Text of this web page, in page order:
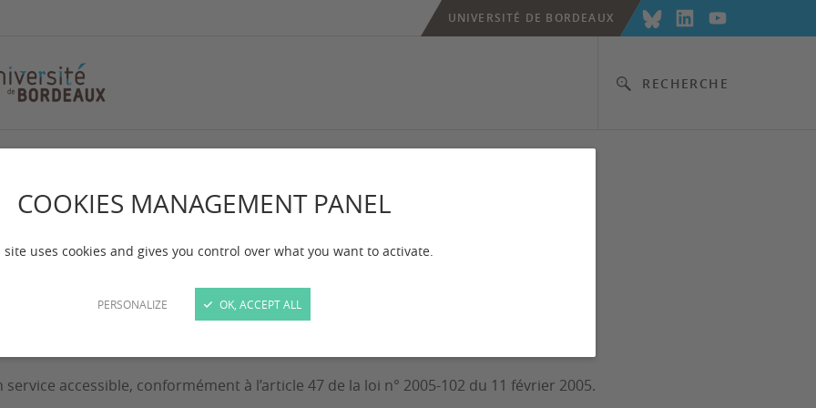
COOKIES MANAGEMENT PANEL
site uses cookies and gives you control over what you want to activate.
PERSONALIZE OK, ACCEPT ALL
RECHERCHE
UNIVERSITÉ DE BORDEAUX
accessible, conformément à l’article 47 de la loi n° 2005-102 du 11 février 2005.